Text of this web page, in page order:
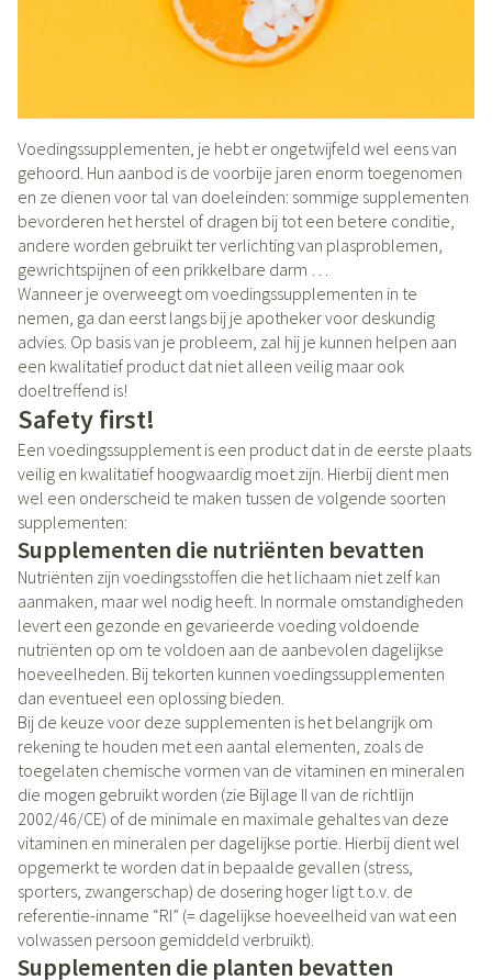
Voedingssupplementen, je hebt er ongetwijfeld wel eens van
gehoord. Hun aanbod is de voorbije jaren enorm toegenomen
en ze dienen voor tal van doeleinden: sommige supplementen
bevorderen het herstel of dragen bij tot een betere conditie,
andere worden gebruikt ter verlichting van plasproblemen,
gewrichtspijnen of een prikkelbare darm …
Wanneer je overweegt om voedingssupplementen in te
nemen, ga dan eerst langs bij je apotheker voor deskundig
advies. Op basis van je probleem, zal hij je kunnen helpen aan
een kwalitatief product dat niet alleen veilig maar ook
doeltreffend is!
Safety first!
Een voedingssupplement is een product dat in de eerste plaats
veilig en kwalitatief hoogwaardig moet zijn. Hierbij dient men
wel een onderscheid te maken tussen de volgende soorten
supplementen:
Supplementen die nutriënten bevatten
Nutriënten zijn voedingsstoffen die het lichaam niet zelf kan
aanmaken, maar wel nodig heeft. In normale omstandigheden
levert een gezonde en gevarieerde voeding voldoende
nutriënten op om te voldoen aan de aanbevolen dagelijkse
hoeveelheden. Bij tekorten kunnen voedingssupplementen
dan eventueel een oplossing bieden.
Bij de keuze voor deze supplementen is het belangrijk om
rekening te houden met een aantal elementen, zoals de
toegelaten chemische vormen van de vitaminen en mineralen
die mogen gebruikt worden (zie Bijlage II van de richtlijn
2002/46/CE) of de minimale en maximale gehaltes van deze
vitaminen en mineralen per dagelijkse portie. Hierbij dient wel
opgemerkt te worden dat in bepaalde gevallen (stress,
sporters, zwangerschap) de dosering hoger ligt t.o.v. de
referentie-inname “RI” (= dagelijkse hoeveelheid van wat een
volwassen persoon gemiddeld verbruikt).
Supplementen die planten bevatten